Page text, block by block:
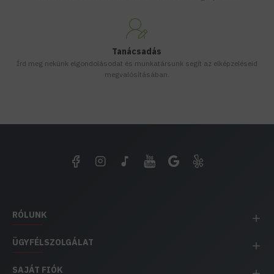
Tanácsadás
Írd meg nekünk elgondolásodat és munkatársunk segít az elképzeléseid
megvalósításában.
RÓLUNK
ÜGYFÉLSZOLGÁLAT
SAJÁT FIÓK